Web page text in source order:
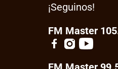
¡Seguinos!
FM Master